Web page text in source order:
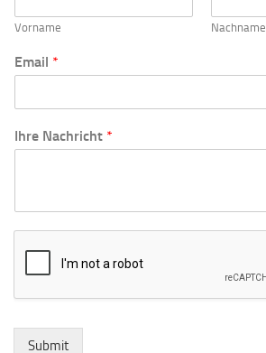
Vorname Nachname
Email *
I
h
a
c
h
Ihre Nachricht *
Submit